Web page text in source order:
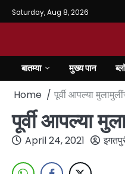
Saturday, Aug 8, 2026
बातम्या मुख्य पान
Home पूर्वी आपल्या
पूर्वी आपल्या
April 24, 2021